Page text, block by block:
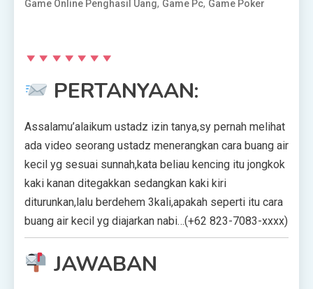
Game Online Penghasil Uang, Game Pc, Game Poker
PERTANYAAN:
Assalamu’alaikum ustadz izin tanya,sy pernah melihat
ada video seorang ustadz menerangkan cara buang air
kecil yg sesuai sunnah,kata beliau kencing itu jongkok
kaki kanan ditegakkan sedangkan kaki kiri
diturunkan,lalu berdehem 3kali,apakah seperti itu cara
buang air kecil yg diajarkan nabi…(+62 823-7083-xxxx)
JAWABAN